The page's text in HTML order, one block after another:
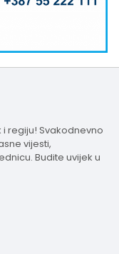
regiju! Svakodnevno
vijesti,
Budite uvijek u